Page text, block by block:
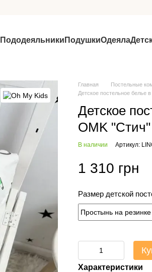
Пододеяльники ПодушкиОдеяла
Главная Постельные
Детское постельное белье
Детское
OMK
В наличии Артикул:
1 310 грн
Размер детской
Характеристики